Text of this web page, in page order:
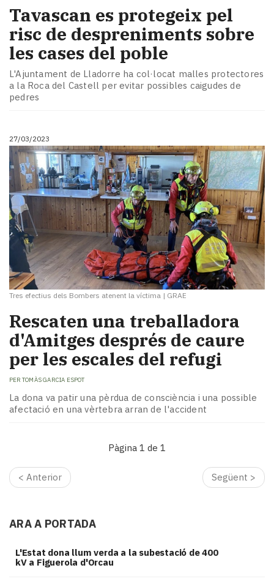
Tavascan es protegeix pel
risc de despreniments sobre
les cases del poble
L'Ajuntament de Lladorre ha col·locat malles protectores
a la Roca del Castell per evitar possibles caigudes de
pedres
27/03/2023
Tres efectius dels Bombers atenent la víctima | GRAE
Rescaten una treballadora
d'Amitges després de caure
per les escales del refugi
PER TOMÀS GARCIA ESPOT
La dona va patir una pèrdua de consciència i una possible
afectació en una vèrtebra arran de l'accident
Pàgina 1 de 1
< Anterior Següent >
ARA A PORTADA
L'Estat dona llum verda a la subestació de 400
kV a Figuerola d'Orcau